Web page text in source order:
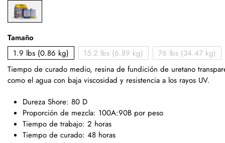
Tamaño
1.9 lbs (0.86 kg)
15.2 lbs (6.89 kg)
76 lbs (34.47 kg)
Tiempo de curado medio, resina de fundición de uretano
como el agua con baja viscosidad y resistencia a los rayos UV.
Dureza Shore: 80 D
Proporción de mezcla: 100A:90B por peso
Tiempo de trabajo: 2 horas
Tiempo de curado: 48 horas